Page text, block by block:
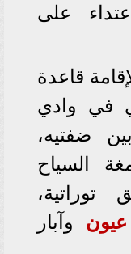
على
قاعدة
في وادي
ضفتيه،
السياح
توراتية،
عيون وآبار